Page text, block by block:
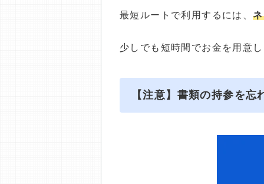
最短ルートで利用するには、
少しでも短時間でお金を用意
【注意】書類の持参を忘